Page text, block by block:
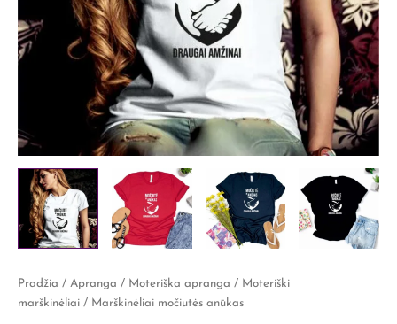
Pradžia / Apranga / Moteriška apranga / Moteriški
marškinėliai / Marškinėliai močiutės anūkas
produkto
kiekis: